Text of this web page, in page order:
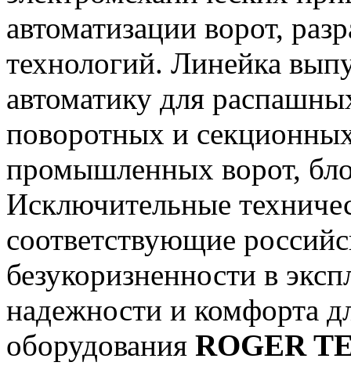
автоматизации ворот,
технологий. Линейка
автоматику для
поворотных и
промышленных ворот,
Исключительные
соответствующие
безукоризненности в
надежности и комфорта
оборудования ROGER